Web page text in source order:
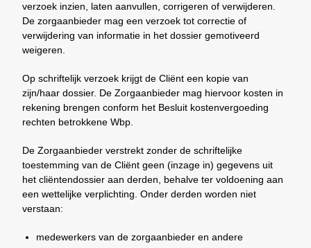
verzoek inzien, laten aanvullen, corrigeren of verwijderen.
De zorgaanbieder mag een verzoek tot correctie of
verwijdering van informatie in het dossier gemotiveerd
weigeren.
Op schriftelijk verzoek krijgt de Cliënt een kopie van
zijn/haar dossier. De Zorgaanbieder mag hiervoor kosten in
rekening brengen conform het Besluit kostenvergoeding
rechten betrokkene Wbp.
De Zorgaanbieder verstrekt zonder de schriftelijke
toestemming van de Cliënt geen (inzage in) gegevens uit
het cliëntendossier aan derden, behalve ter voldoening aan
een wettelijke verplichting. Onder derden worden niet
verstaan:
medewerkers van de zorgaanbieder en andere